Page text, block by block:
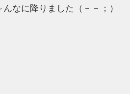
なに降りました（－－；）